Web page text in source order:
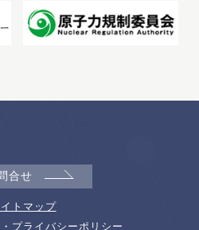
合せ
トマップ
プライバシーポリシー